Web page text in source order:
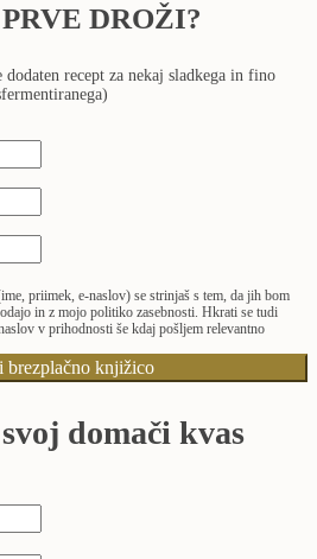
DROŽI?
recept za nekaj sladkega in fino
priimek, e-naslov) se strinjaš s tem, da jih bom
in z mojo politiko zasebnosti. Hkrati se tudi
v prihodnosti še kdaj pošljem relevantno
brezplačno knjižico
domači kvas